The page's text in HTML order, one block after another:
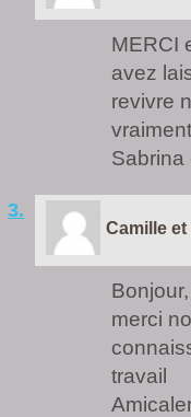
MERCI
avez
revivre
Sabrina
3.
Camille
merci
travail